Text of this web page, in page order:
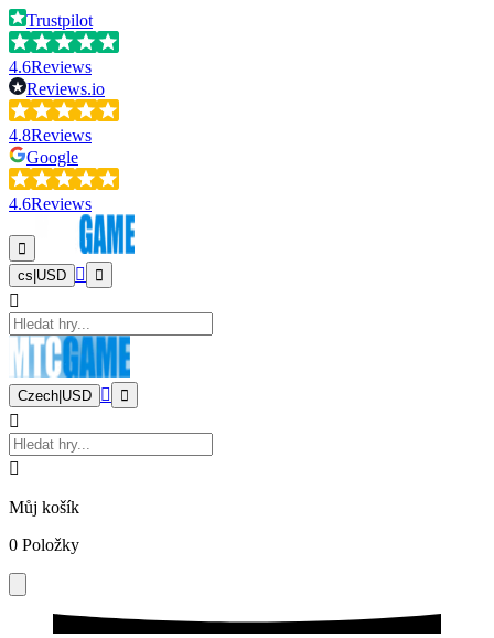
Trustpilot
4.6Reviews
Reviews.io
4.8Reviews
Google
4.6Reviews
cs USD
Czech USD
Můj košík
0 Položky